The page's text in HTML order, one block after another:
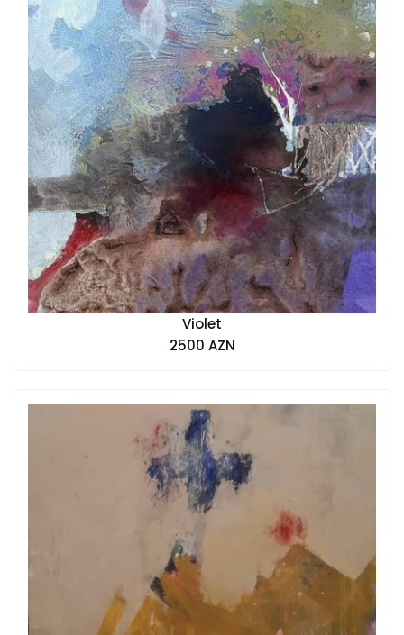
Violet
2500 AZN